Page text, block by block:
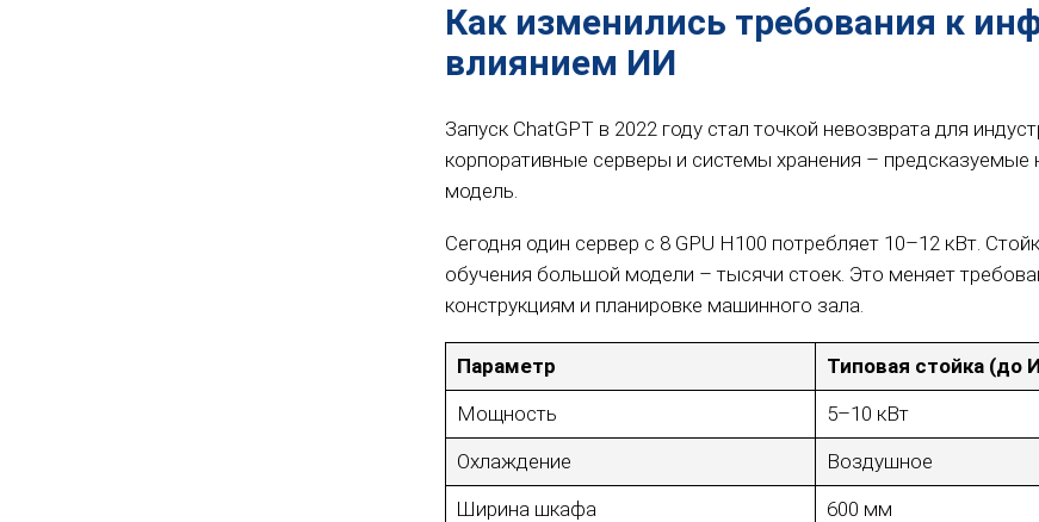
Как изменились требования к
влиянием ИИ
Запуск ChatGPT в 2022 году стал точкой невозврата для
корпоративные серверы и системы хранения –
модель.
Сегодня один сервер с 8 GPU H100 потребляет 10–12 кВт.
обучения большой модели – тысячи стоек. Это меняет
конструкциям и планировке машинного зала.
Параметр Типовая стойка (до
Мощность
5–10 кВт
Охлаждение
Воздушное
Ширина шкафа
600 мм